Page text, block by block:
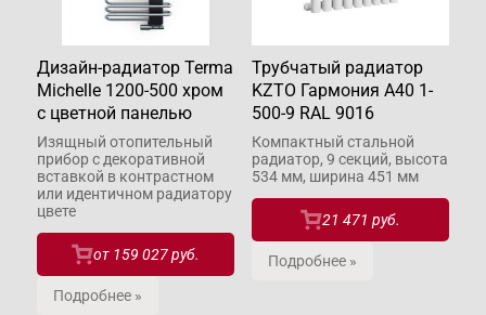
Дизайн-радиатор Terma
Michelle 1200-500 хром
с цветной панелью
Изящный отопительный
прибор с декоративной
вставкой в контрастном
или идентичном радиатору
цвете
от 159 027 руб.
Подробнее »
Трубчатый радиатор
KZTO Гармония А40 1-
500-9 RAL 9016
Компактный стальной
радиатор, 9 секций, высота
534 мм, ширина 451 мм
21 471 руб.
Подробнее »